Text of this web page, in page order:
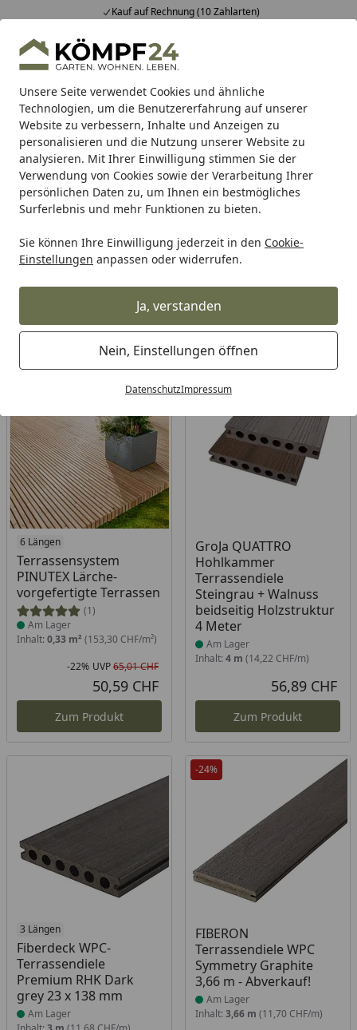
Unsere Seite verwendet Cookies und ähnliche
Technologien, um die Benutzererfahrung auf unserer
Website zu verbessern, Inhalte und Anzeigen zu
personalisieren und die Nutzung unserer Website zu
analysieren. Mit Ihrer Einwilligung stimmen Sie der
Verwendung von Cookies sowie der Verarbeitung Ihrer
persönlichen Daten zu, um Ihnen ein bestmögliches
Surferlebnis und mehr Funktionen zu bieten.
Sie können Ihre Einwilligung jederzeit in den Cookie-
Einstellungen anpassen oder widerrufen.
Ja, verstanden
Nein, Einstellungen öffnen
DatenschutzImpressum
Kauf auf Rechnung (10 Zahlarten)
Alle Produkte
Mein Konto
Suchen
Startseite
Sales & Angebote Garten Terrassenbeläge
Terrassenbeläge günstig im
Angebot
Kategorien
7 Artikel gefunden
6 Längen
Terrassensystem
PINUTEX Lärche-
vorgefertigte Terrassen
(1)
Produkt am Lager
Am Lager
Inhalt: 0,33 m² (153,30 CHF/m²)
Rabatt in Prozent
-22%
Ursprünglicher Preis
UVP65,01 CHF
50,59 CHF
Zum Produkt
GroJa QUATTRO
Hohlkammer
Terrassendiele
Steingrau + Walnuss
beidseitig Holzstruktur
4 Meter
Produkt am Lager
Am Lager
Inhalt: 4 m (14,22 CHF/m)
56,89 CHF
Zum Produkt
3 Längen
Fiberdeck WPC-
Terrassendiele
Premium RHK Dark
grey 23 x 138 mm
Produkt am Lager
Am Lager
-24%
FIBERON
Terrassendiele WPC
Symmetry Graphite
3,66 m - Abverkauf!
Produkt am Lager
Am Lager
Inhalt: 3,66 m (11,70 CHF/m)